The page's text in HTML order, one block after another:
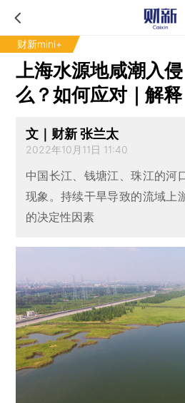
财新mini+
上海水源地咸潮入
么？如何应对｜解释
文｜财新 张兰太
2022年10月11日 11:40
中国长江、钱塘江、珠江的河
现象。持续干旱导致的流域上
的决定性因素